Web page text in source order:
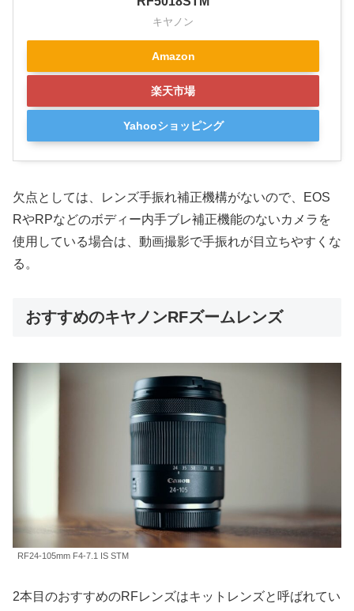
キヤノン
Amazon
楽天市場
Yahooショッピング
欠点としては、レンズ手振れ補正機構がないので、EOS
RやRPなどのボディー内手ブレ補正機能のないカメラを
使用している場合は、動画撮影で手振れが目立ちやすくな
る。
おすすめのキヤノンRFズームレンズ
RF24-105mm F4-7.1 IS STM
2本目のおすすめのRFレンズはキットレンズと呼ばれてい